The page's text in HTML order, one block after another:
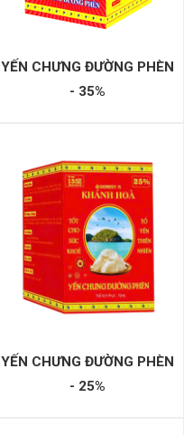
YẾN CHƯNG ĐƯỜNG PHÈN
- 35%
YẾN CHƯNG ĐƯỜNG PHÈN
- 25%